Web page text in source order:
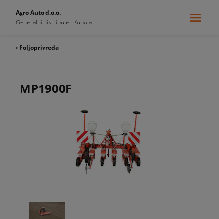
Agro Auto d.o.o.
Generalni distributer Kubota
‹ Poljoprivreda
MP1900F